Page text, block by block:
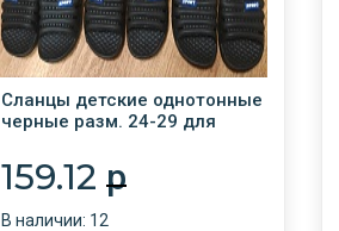
Сланцы детские однотонные
черные разм. 24-29 для
159.12 p
В наличии: 12